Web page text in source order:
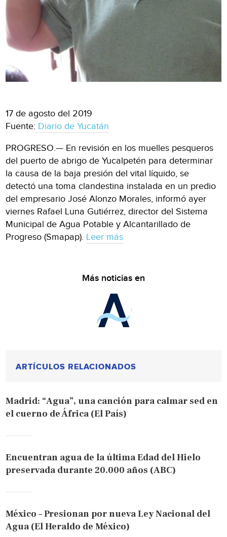
17 de agosto del 2019
Fuente: Diario de Yucatán
PROGRESO.— En revisión en los muelles pesqueros
del puerto de abrigo de Yucalpetén para determinar
la causa de la baja presión del vital líquido, se
detectó una toma clandestina instalada en un predio
del empresario José Alonzo Morales, informó ayer
viernes Rafael Luna Gutiérrez, director del Sistema
Municipal de Agua Potable y Alcantarillado de
Progreso (Smapap). Leer más
Más noticias en
ARTÍCULOS RELACIONADOS
Madrid: “Agua”, una canción para calmar sed en
el cuerno de África (El País)
Encuentran agua de la última Edad del Hielo
preservada durante 20.000 años (ABC)
México – Presionan por nueva Ley Nacional del
Agua (El Heraldo de México)